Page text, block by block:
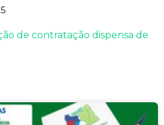
de contratação dispensa de